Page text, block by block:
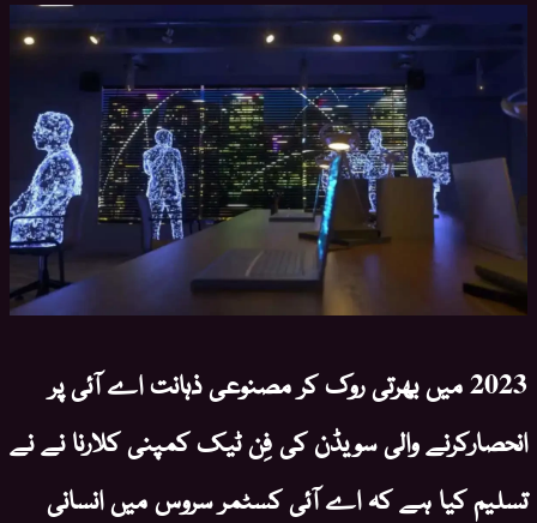
2023 میں بھرتی روک کر مصنوعی ذہانت اے آئی پر
انحصارکرنے والی سویڈن کی فِن ٹیک کمپنی کلارنا نے نے
تسلیم کیا ہے کہ اے آئی کسٹمر سروس میں انسانی